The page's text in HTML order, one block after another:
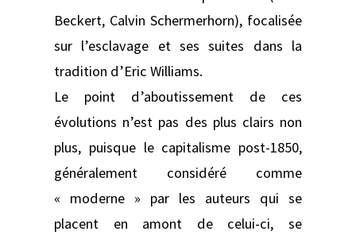
Beckert, Calvin Schermerhorn), focalisée
sur l’esclavage et ses suites dans la
tradition d’Eric Williams.
Le point d’aboutissement de ces
évolutions n’est pas des plus clairs non
plus, puisque le capitalisme post-1850,
généralement considéré comme
« moderne » par les auteurs qui se
placent en amont de celui-ci, se